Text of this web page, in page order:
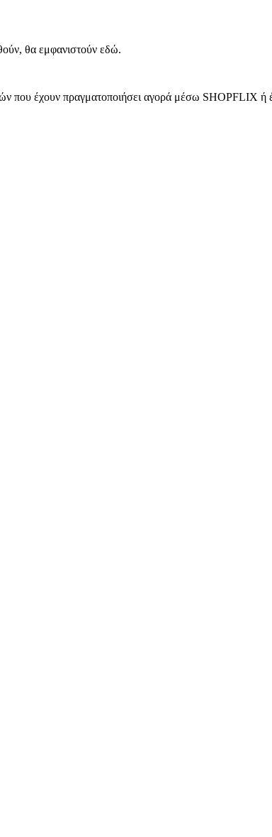
θα εμφανιστούν εδώ.
που έχουν πραγματοποιήσει αγορά μέσω SHOPFLIX ή